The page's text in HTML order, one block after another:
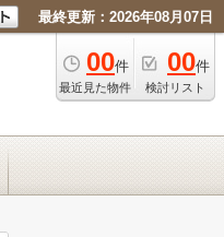
最終更新：2026年08月07日
00件
最近見た物件
00件
検討リスト